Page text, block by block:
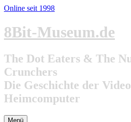
Online seit 1998
Zum
Inhalt
8Bit-Museum.de
The Dot Eaters & The
Crunchers
Die Geschichte der
Heimcomputer
Menü